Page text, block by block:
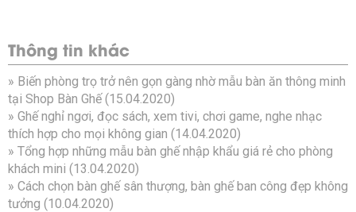
Thông tin khác
» Biến phòng trọ trở nên gọn gàng nhờ mẫu bàn ăn thông minh
tại Shop Bàn Ghế (15.04.2020)
» Ghế nghỉ ngơi, đọc sách, xem tivi, chơi game, nghe nhạc
thích hợp cho mọi không gian (14.04.2020)
» Tổng hợp những mẫu bàn ghế nhập khẩu giá rẻ cho phòng
khách mini (13.04.2020)
» Cách chọn bàn ghế sân thượng, bàn ghế ban công đẹp không
tưởng (10.04.2020)